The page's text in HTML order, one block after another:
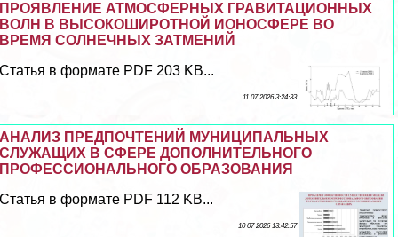
ПРОЯВЛЕНИЕ АТМОСФЕРНЫХ ГРАВИТАЦИОННЫХ
ВОЛН В ВЫСОКОШИРОТНОЙ ИОНОСФЕРЕ ВО
ВРЕМЯ СОЛНЕЧНЫХ ЗАТМЕНИЙ
Статья в формате PDF 203 KB...
11 07 2026 3:24:33
АНАЛИЗ ПРЕДПОЧТЕНИЙ МУНИЦИПАЛЬНЫХ
СЛУЖАЩИХ В СФЕРЕ ДОПОЛНИТЕЛЬНОГО
ПРОФЕССИОНАЛЬНОГО ОБРАЗОВАНИЯ
Статья в формате PDF 112 KB...
10 07 2026 13:42:57